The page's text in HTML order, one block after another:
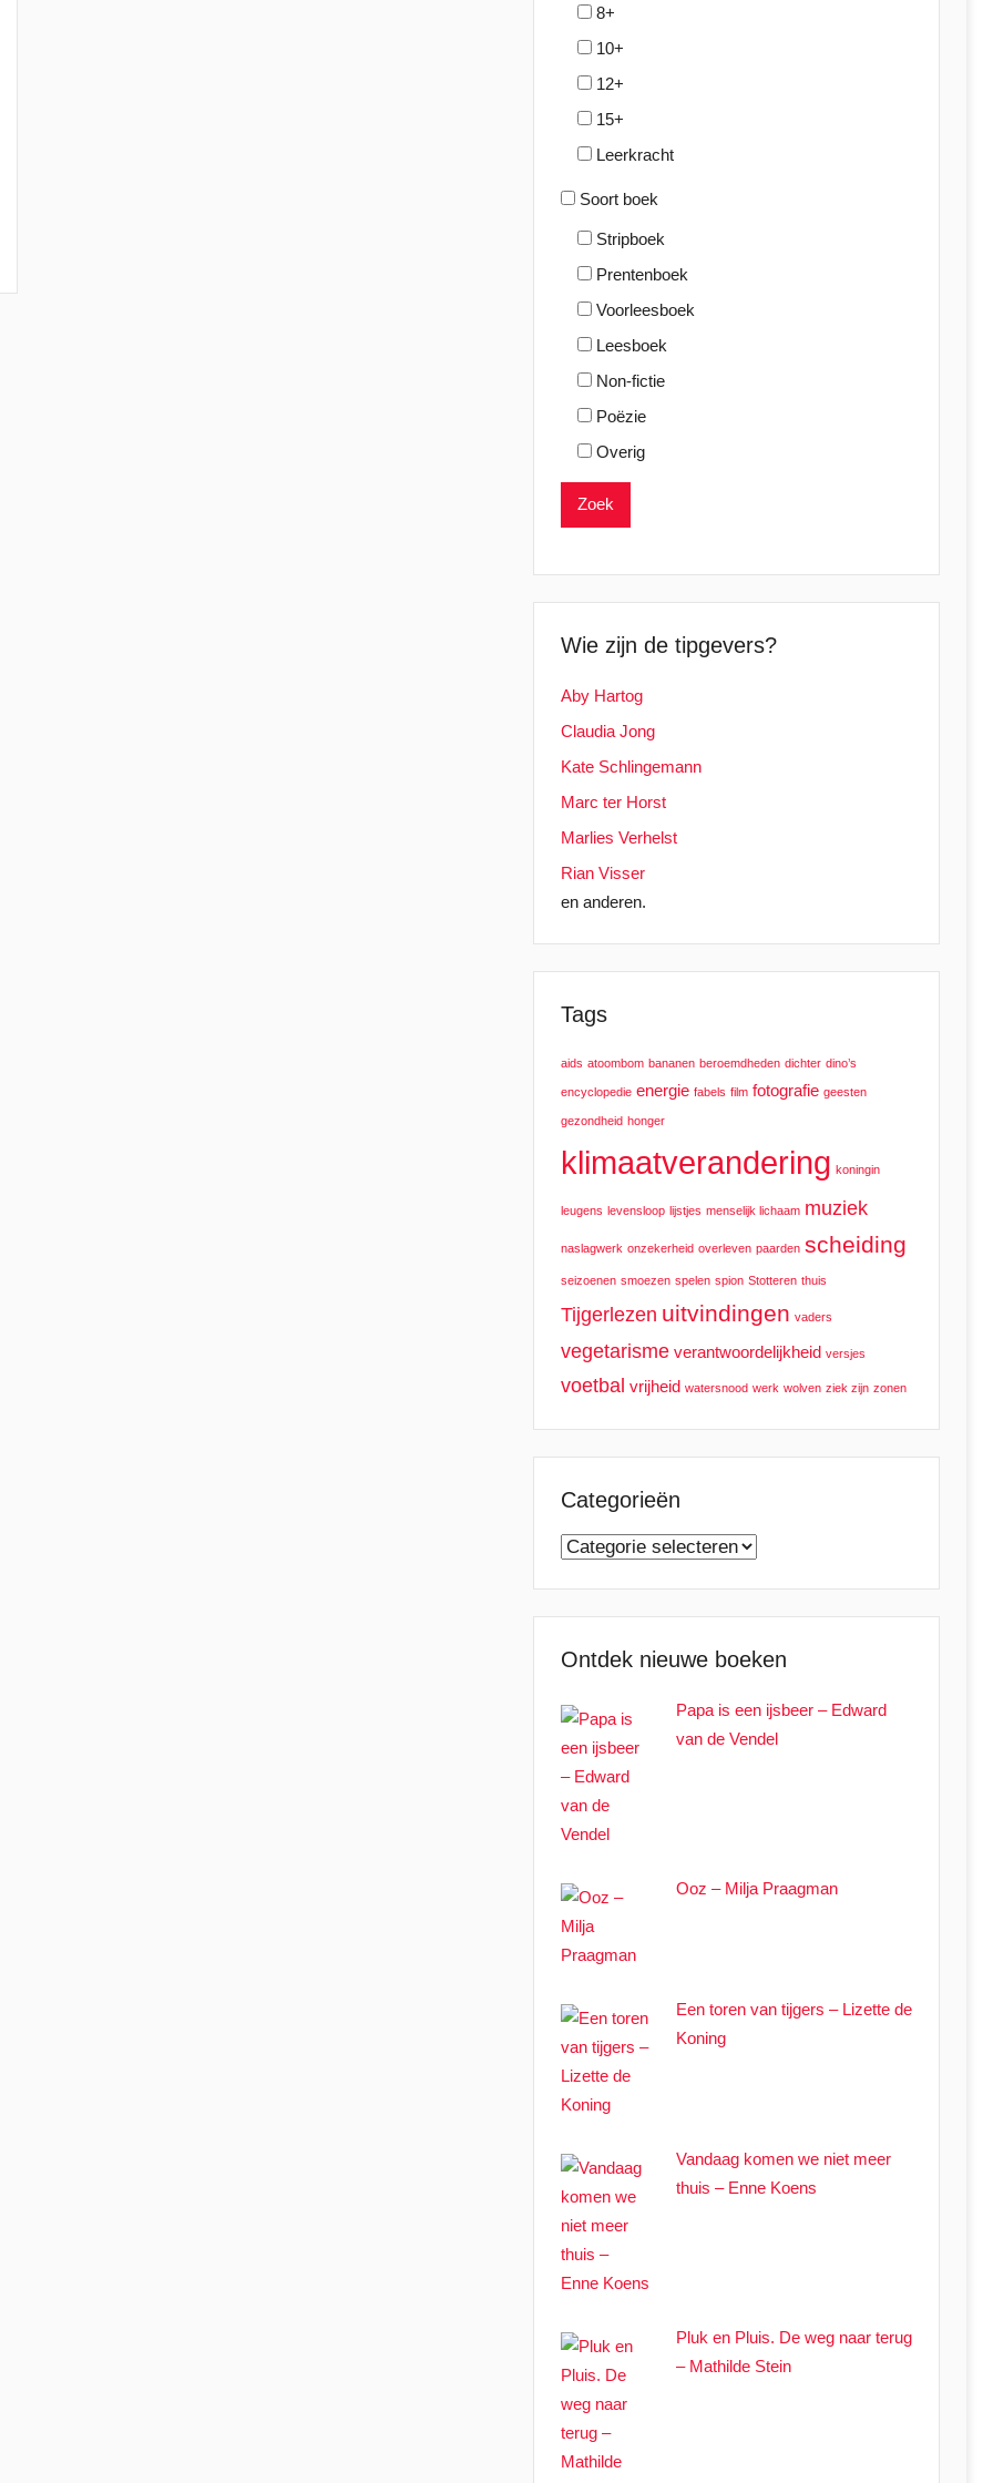
8+
10+
12+
15+
Leerkracht
Soort boek
Stripboek
Prentenboek
Voorleesboek
Leesboek
Non-fictie
Poëzie
Overig
Wie zijn de tipgevers?
Aby Hartog
Claudia Jong
Kate Schlingemann
Marc ter Horst
Marlies Verhelst
Rian Visser
en anderen.
Tags
aids atoombom bananen beroemdheden dichter dino’s
encyclopedie energie fabels film fotografie geesten
gezondheid honger
klimaatverandering koningin
leugens levensloop lijstjes menselijk lichaam muziek
naslagwerk onzekerheid overleven paarden scheiding
seizoenen smoezen spelen spion Stotteren thuis
Tijgerlezen uitvindingen vaders
vegetarisme verantwoordelijkheid versjes
voetbal vrijheid watersnood werk wolven ziek zijn zonen
Categorieën
Categorieën
Ontdek nieuwe boeken
Papa is een ijsbeer – Edward
van de Vendel
Ooz – Milja Praagman
Een toren van tijgers – Lizette de
Koning
Vandaag komen we niet meer
thuis – Enne Koens
Pluk en Pluis. De weg naar terug
– Mathilde Stein